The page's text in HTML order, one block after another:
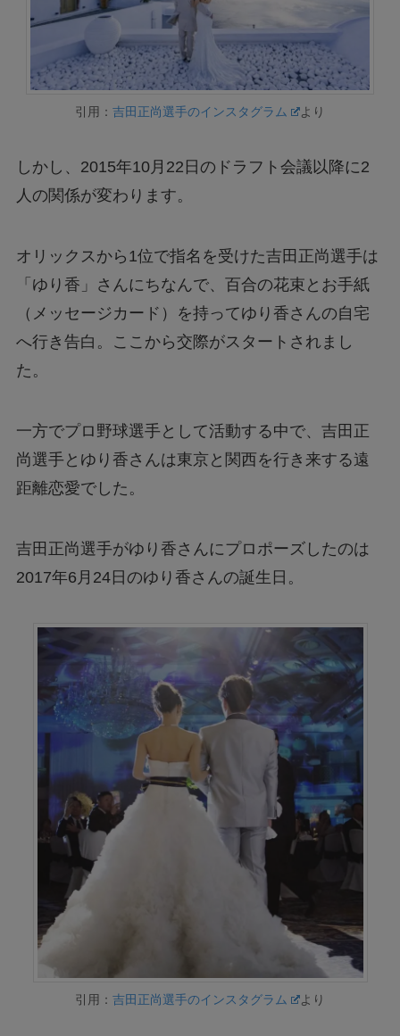
引用： 吉田正尚選手のインスタグラム より
しかし、2015年10月22日のドラフト会議以降に2
人の関係が変わります。
オリックスから1位で指名を受けた吉田正尚選手は
「ゆり香」さんにちなんで、百合の花束とお手紙
（メッセージカード）を持ってゆり香さんの自宅
へ行き告白。ここから交際がスタートされまし
た。
一方でプロ野球選手として活動する中で、吉田正
尚選手とゆり香さんは東京と関西を行き来する遠
距離恋愛でした。
吉田正尚選手がゆり香さんにプロポーズしたのは
2017年6月24日のゆり香さんの誕生日。
引用： 吉田正尚選手のインスタグラム より